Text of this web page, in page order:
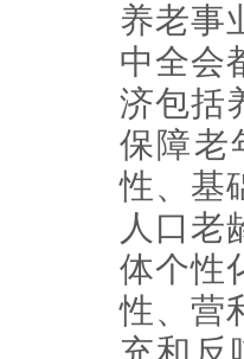
养老事
中全会
济包括
保障老
性、基
人口老
体个性
性、营